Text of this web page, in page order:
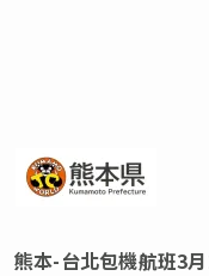
熊本-台北包機航班3